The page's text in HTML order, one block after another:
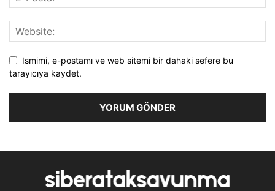
Ismimi, e-postamı ve web sitemi bir dahaki sefere bu
tarayıcıya kaydet.